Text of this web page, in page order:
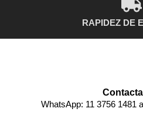
RAPIDEZ DE
WhatsApp: 11 3756 1481